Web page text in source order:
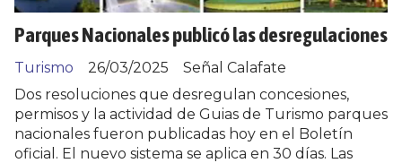
Parques Nacionales publicó las desregulaciones
Señal Calafate
Turismo
26/03/2025
Dos resoluciones que desregulan concesiones,
permisos y la actividad de Guias de Turismo parques
nacionales fueron publicadas hoy en el Boletín
oficial. El nuevo sistema se aplica en 30 días. Las